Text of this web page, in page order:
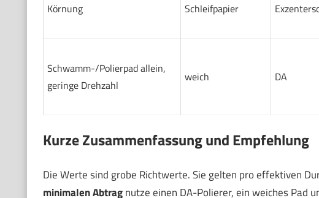
Körnung
Schleifpapier
Schwamm-/Polierpad allein,
geringe Drehzahl
weich DA
Kurze Zusammenfassung und Empfehlung
Die Werte sind grobe Richtwerte. Sie gelten pro effektiven
minimalen Abtragnutze einen DA-Polierer, ein weiches Pad